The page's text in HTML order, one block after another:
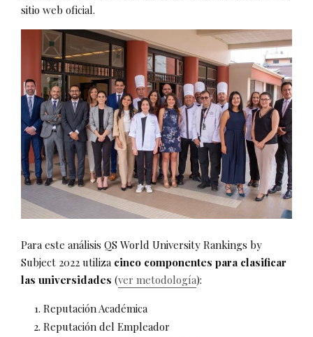
sitio web oficial.
Para este análisis QS World University Rankings by
Subject 2022 utilizacinco componentes para clasificar
las universidades (ver metodología):
Reputación Académica
Reputación del Empleador